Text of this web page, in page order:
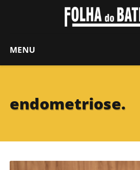
MENU
endometriose.